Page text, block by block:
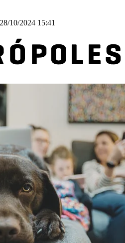
28/10/2024 15:41